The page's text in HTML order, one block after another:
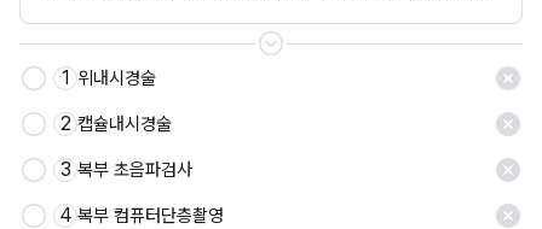
저장
1 위내시경술
2 캡슐내시경술
3 복부 초음파검사
4 복부 컴퓨터단층촬영